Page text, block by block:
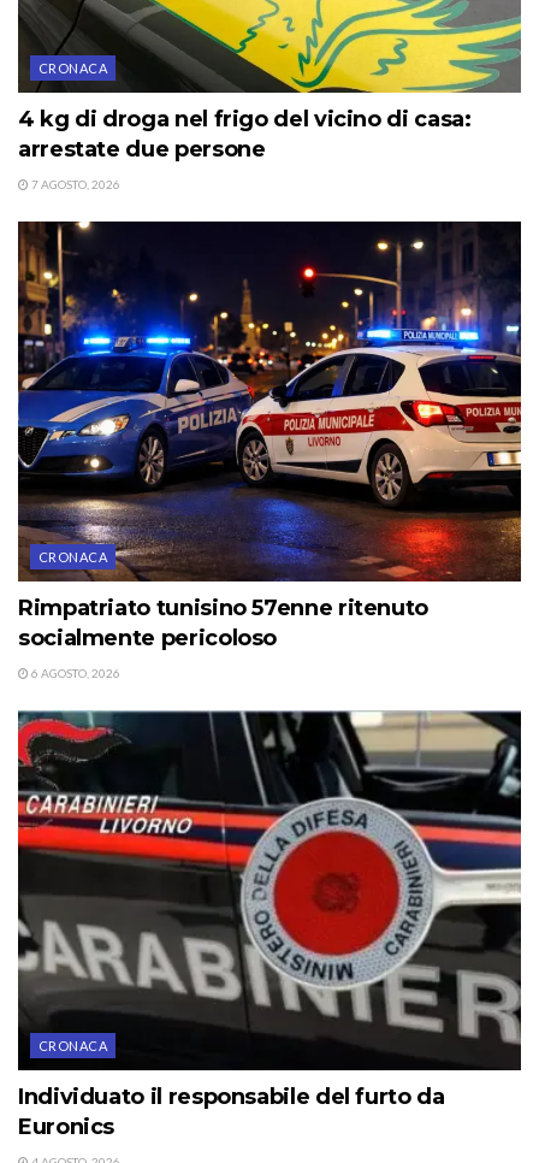
CRONACA
4 kg di droga nel frigo del vicino di casa:
arrestate due persone
7 AGOSTO, 2026
CRONACA
Rimpatriato tunisino 57enne ritenuto
socialmente pericoloso
6 AGOSTO, 2026
CRONACA
Individuato il responsabile del furto da
Euronics